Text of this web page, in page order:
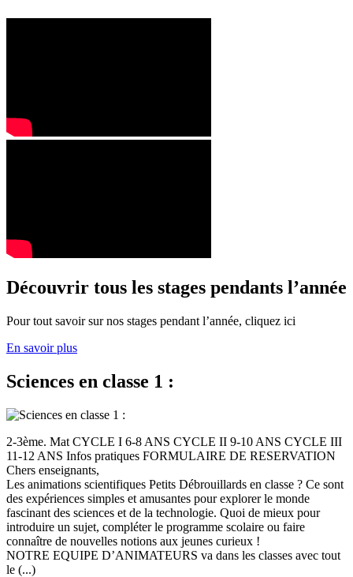
Découvrir tous les stages pendants l’année
Pour tout savoir sur nos stages pendant l’année, cliquez ici
En savoir plus
Sciences en classe 1 :
2-3ème. Mat CYCLE I 6-8 ANS CYCLE II 9-10 ANS CYCLE III
11-12 ANS Infos pratiques FORMULAIRE DE RESERVATION
Chers enseignants,
Les animations scientifiques Petits Débrouillards en classe ? Ce sont
des expériences simples et amusantes pour explorer le monde
fascinant des sciences et de la technologie. Quoi de mieux pour
introduire un sujet, compléter le programme scolaire ou faire
connaître de nouvelles notions aux jeunes curieux !
NOTRE EQUIPE D’ANIMATEURS va dans les classes avec tout
le (...)